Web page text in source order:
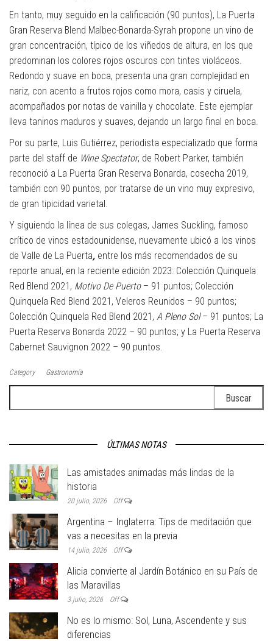
En tanto, muy seguido en la calificación (90 puntos), La Puerta
Gran Reserva Blend Malbec-Bonarda-Syrah propone un vino de
gran concentración, típico de los viñedos de altura, en los que
predominan los colores rojos oscuros con tintes violáceos.
Redondo y suave en boca, presenta una gran complejidad en
nariz, con acento a frutos rojos como mora, casis y ciruela,
acompañados por notas de vainilla y chocolate. Este ejemplar
lleva taninos maduros y suaves, dejando un largo final en boca.
Por su parte, Luis Gutiérrez, periodista especializado que forma
parte del staff de Wine Spectator, de Robert Parker, también
reconoció a La Puerta Gran Reserva Bonarda, cosecha 2019,
también con 90 puntos, por tratarse de un vino muy expresivo,
de gran tipicidad varietal.
Y siguiendo la línea de sus colegas, James Suckling, famoso
crítico de vinos estadounidense, nuevamente ubicó a los vinos
de Valle de La Puerta, entre los más recomendados de su
reporte anual, en la reciente edición 2023: Colección Quinquela
Red Blend 2021, Motivo De Puerto– 91 puntos; Colección
Quinquela Red Blend 2021, Veleros Reunidos – 90 puntos;
Colección Quinquela Red Blend 2021, A Pleno Sol– 91 puntos; La
Puerta Reserva Bonarda 2022 – 90 puntos; y La Puerta Reserva
Cabernet Sauvignon 2022 – 90 puntos.
Category Gastronomía
ÚLTIMAS NOTAS
Las amistades animadas más lindas de la
historia
20 julio, 2026 Off
Argentina – Inglaterra: Tips de meditación que
vas a necesitas en la previa
14 julio, 2026 Off
Alicia convierte al Jardín Botánico en su País de
las Maravillas
3 julio, 2026 Off
No es lo mismo: Sol, Luna, Ascendente y sus
diferencias